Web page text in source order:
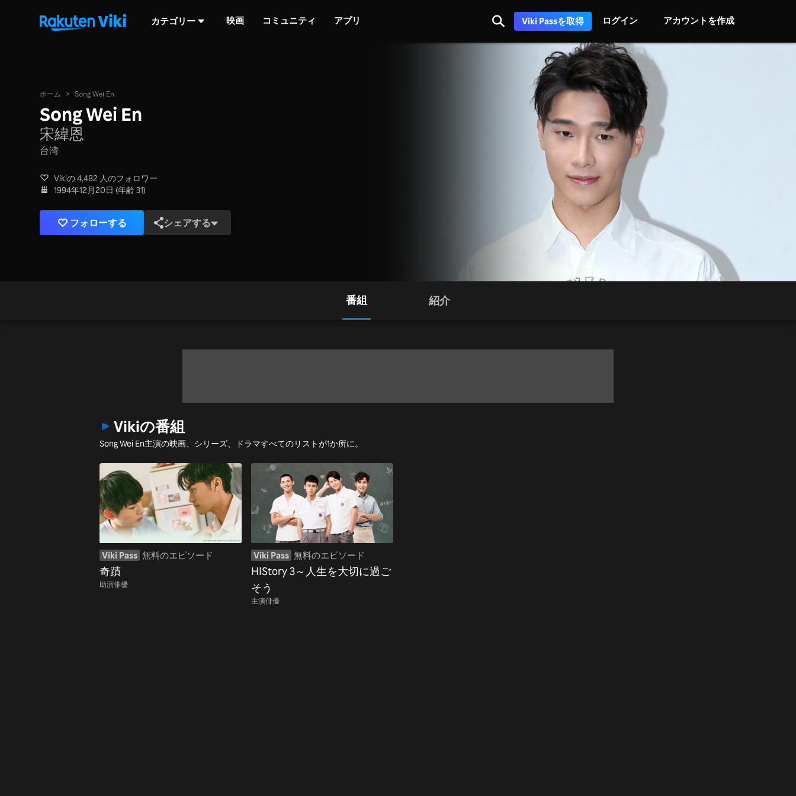
カテゴリー 映画 コミュニティ アプリ Viki Passを取得 ログイン アカウントを作成
ホーム > Song Wei En
Song Wei En
宋緯恩
台湾
Vikiの 4,482 人のフォロワー
1994年12月20日 (年齢 31)
フォローする シェアする
番組 紹介
Vikiの番組
Song Wei En主演の映画、シリーズ、ドラマすべてのリストが1か所に。
Viki Pass 無料のエピソード
奇蹟
助演俳優
Viki Pass 無料のエピソード
HIStory 3～人生を大切に過ご
そう
主演俳優